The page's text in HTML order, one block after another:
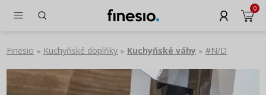
0
Finesio » Kuchyňské doplňky » Kuchyňské váhy » #N/D